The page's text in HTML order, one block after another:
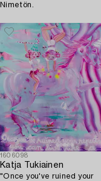
Nimetön.
1606098
Katja Tukiainen
"Once you've ruined your